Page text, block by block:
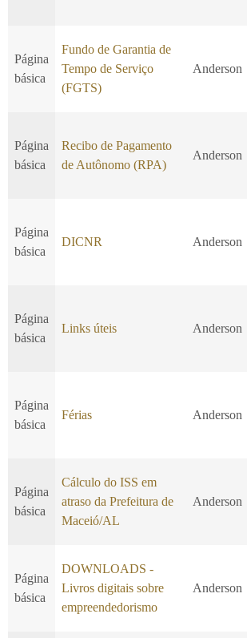
Página
básica
Fundo de Garantia de
Tempo de Serviço
(FGTS)
Anderson
Página
básica
Recibo de Pagamento
de Autônomo (RPA)
Anderson
Página
básica
DICNR Anderson
Página
básica
Links úteis Anderson
Página
básica
Férias Anderson
Página
básica
Cálculo do ISS em
atraso da Prefeitura de
Maceió/AL
Anderson
Página
básica
DOWNLOADS -
Livros digitais sobre
empreendedorismo
Anderson